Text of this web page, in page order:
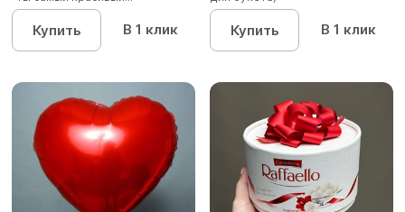
Купить В 1 клик Купить В 1 клик